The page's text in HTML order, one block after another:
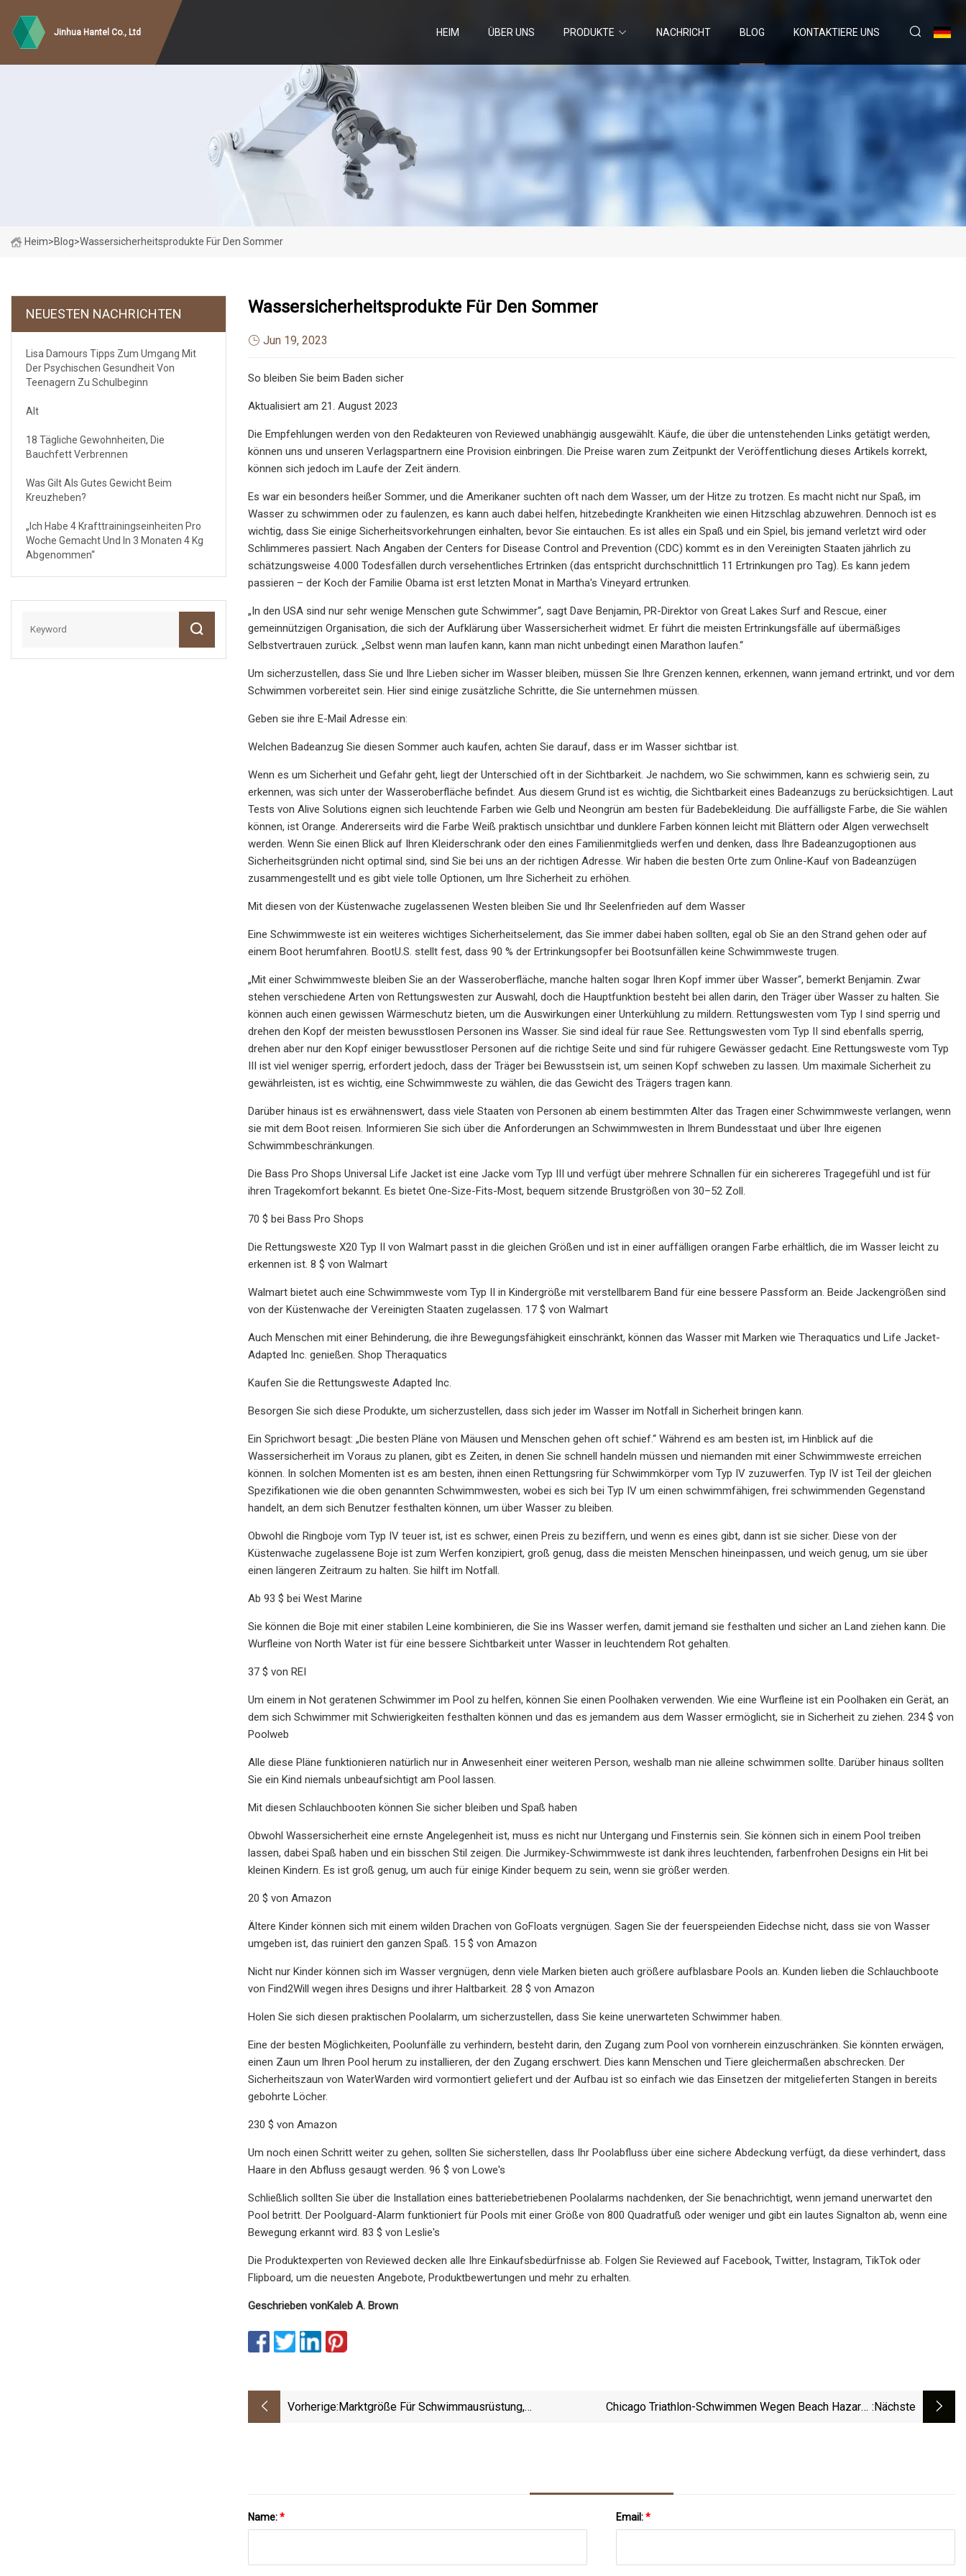
Jinhua Hantel Co., Ltd HEIM ÜBER UNS PRODUKTE NACHRICHT BLOG KONTAKTIERE UNS
Heim>Blog>Wassersicherheitsprodukte Für Den Sommer
NEUESTEN NACHRICHTEN
Lisa Damours Tipps Zum Umgang Mit
Der Psychischen Gesundheit Von
Teenagern Zu Schulbeginn
Alt
18 Tägliche Gewohnheiten, Die
Bauchfett Verbrennen
Was Gilt Als Gutes Gewicht Beim
Kreuzheben?
„Ich Habe 4 Krafttrainingseinheiten Pro
Woche Gemacht Und In 3 Monaten 4 Kg
Abgenommen“
Wassersicherheitsprodukte Für Den Sommer
Jun 19, 2023
So bleiben Sie beim Baden sicher
Aktualisiert am 21. August 2023
Die Empfehlungen werden von den Redakteuren von Reviewed unabhängig ausgewählt. Käufe, die über die untenstehenden Links getätigt werden,
können uns und unseren Verlagspartnern eine Provision einbringen. Die Preise waren zum Zeitpunkt der Veröffentlichung dieses Artikels korrekt,
können sich jedoch im Laufe der Zeit ändern.
Es war ein besonders heißer Sommer, und die Amerikaner suchten oft nach dem Wasser, um der Hitze zu trotzen. Es macht nicht nur Spaß, im
Wasser zu schwimmen oder zu faulenzen, es kann auch dabei helfen, hitzebedingte Krankheiten wie einen Hitzschlag abzuwehren. Dennoch ist es
wichtig, dass Sie einige Sicherheitsvorkehrungen einhalten, bevor Sie eintauchen. Es ist alles ein Spaß und ein Spiel, bis jemand verletzt wird oder
Schlimmeres passiert. Nach Angaben der Centers for Disease Control and Prevention (CDC) kommt es in den Vereinigten Staaten jährlich zu
schätzungsweise 4.000 Todesfällen durch versehentliches Ertrinken (das entspricht durchschnittlich 11 Ertrinkungen pro Tag). Es kann jedem
passieren – der Koch der Familie Obama ist erst letzten Monat in Martha's Vineyard ertrunken.
„In den USA sind nur sehr wenige Menschen gute Schwimmer“, sagt Dave Benjamin, PR-Direktor von Great Lakes Surf and Rescue, einer
gemeinnützigen Organisation, die sich der Aufklärung über Wassersicherheit widmet. Er führt die meisten Ertrinkungsfälle auf übermäßiges
Selbstvertrauen zurück. „Selbst wenn man laufen kann, kann man nicht unbedingt einen Marathon laufen.“
Um sicherzustellen, dass Sie und Ihre Lieben sicher im Wasser bleiben, müssen Sie Ihre Grenzen kennen, erkennen, wann jemand ertrinkt, und vor dem
Schwimmen vorbereitet sein. Hier sind einige zusätzliche Schritte, die Sie unternehmen müssen.
Geben sie ihre E-Mail Adresse ein:
Welchen Badeanzug Sie diesen Sommer auch kaufen, achten Sie darauf, dass er im Wasser sichtbar ist.
Wenn es um Sicherheit und Gefahr geht, liegt der Unterschied oft in der Sichtbarkeit. Je nachdem, wo Sie schwimmen, kann es schwierig sein, zu
erkennen, was sich unter der Wasseroberfläche befindet. Aus diesem Grund ist es wichtig, die Sichtbarkeit eines Badeanzugs zu berücksichtigen. Laut
Tests von Alive Solutions eignen sich leuchtende Farben wie Gelb und Neongrün am besten für Badebekleidung. Die auffälligste Farbe, die Sie wählen
können, ist Orange. Andererseits wird die Farbe Weiß praktisch unsichtbar und dunklere Farben können leicht mit Blättern oder Algen verwechselt
werden. Wenn Sie einen Blick auf Ihren Kleiderschrank oder den eines Familienmitglieds werfen und denken, dass Ihre Badeanzugoptionen aus
Sicherheitsgründen nicht optimal sind, sind Sie bei uns an der richtigen Adresse. Wir haben die besten Orte zum Online-Kauf von Badeanzügen
zusammengestellt und es gibt viele tolle Optionen, um Ihre Sicherheit zu erhöhen.
Mit diesen von der Küstenwache zugelassenen Westen bleiben Sie und Ihr Seelenfrieden auf dem Wasser
Eine Schwimmweste ist ein weiteres wichtiges Sicherheitselement, das Sie immer dabei haben sollten, egal ob Sie an den Strand gehen oder auf
einem Boot herumfahren. BootU.S. stellt fest, dass 90 % der Ertrinkungsopfer bei Bootsunfällen keine Schwimmweste trugen.
„Mit einer Schwimmweste bleiben Sie an der Wasseroberfläche, manche halten sogar Ihren Kopf immer über Wasser“, bemerkt Benjamin. Zwar
stehen verschiedene Arten von Rettungswesten zur Auswahl, doch die Hauptfunktion besteht bei allen darin, den Träger über Wasser zu halten. Sie
können auch einen gewissen Wärmeschutz bieten, um die Auswirkungen einer Unterkühlung zu mildern. Rettungswesten vom Typ I sind sperrig und
drehen den Kopf der meisten bewusstlosen Personen ins Wasser. Sie sind ideal für raue See. Rettungswesten vom Typ II sind ebenfalls sperrig,
drehen aber nur den Kopf einiger bewusstloser Personen auf die richtige Seite und sind für ruhigere Gewässer gedacht. Eine Rettungsweste vom Typ
III ist viel weniger sperrig, erfordert jedoch, dass der Träger bei Bewusstsein ist, um seinen Kopf schweben zu lassen. Um maximale Sicherheit zu
gewährleisten, ist es wichtig, eine Schwimmweste zu wählen, die das Gewicht des Trägers tragen kann.
Darüber hinaus ist es erwähnenswert, dass viele Staaten von Personen ab einem bestimmten Alter das Tragen einer Schwimmweste verlangen, wenn
sie mit dem Boot reisen. Informieren Sie sich über die Anforderungen an Schwimmwesten in Ihrem Bundesstaat und über Ihre eigenen
Schwimmbeschränkungen.
Die Bass Pro Shops Universal Life Jacket ist eine Jacke vom Typ III und verfügt über mehrere Schnallen für ein sichereres Tragegefühl und ist für
ihren Tragekomfort bekannt. Es bietet One-Size-Fits-Most, bequem sitzende Brustgrößen von 30–52 Zoll.
70 $ bei Bass Pro Shops
Die Rettungsweste X20 Typ II von Walmart passt in die gleichen Größen und ist in einer auffälligen orangen Farbe erhältlich, die im Wasser leicht zu
erkennen ist. 8 $ von Walmart
Walmart bietet auch eine Schwimmweste vom Typ II in Kindergröße mit verstellbarem Band für eine bessere Passform an. Beide Jackengrößen sind
von der Küstenwache der Vereinigten Staaten zugelassen. 17 $ von Walmart
Auch Menschen mit einer Behinderung, die ihre Bewegungsfähigkeit einschränkt, können das Wasser mit Marken wie Theraquatics und Life Jacket-
Adapted Inc. genießen. Shop Theraquatics
Kaufen Sie die Rettungsweste Adapted Inc.
Besorgen Sie sich diese Produkte, um sicherzustellen, dass sich jeder im Wasser im Notfall in Sicherheit bringen kann.
Ein Sprichwort besagt: „Die besten Pläne von Mäusen und Menschen gehen oft schief.“ Während es am besten ist, im Hinblick auf die
Wassersicherheit im Voraus zu planen, gibt es Zeiten, in denen Sie schnell handeln müssen und niemanden mit einer Schwimmweste erreichen
können. In solchen Momenten ist es am besten, ihnen einen Rettungsring für Schwimmkörper vom Typ IV zuzuwerfen. Typ IV ist Teil der gleichen
Spezifikationen wie die oben genannten Schwimmwesten, wobei es sich bei Typ IV um einen schwimmfähigen, frei schwimmenden Gegenstand
handelt, an dem sich Benutzer festhalten können, um über Wasser zu bleiben.
Obwohl die Ringboje vom Typ IV teuer ist, ist es schwer, einen Preis zu beziffern, und wenn es eines gibt, dann ist sie sicher. Diese von der
Küstenwache zugelassene Boje ist zum Werfen konzipiert, groß genug, dass die meisten Menschen hineinpassen, und weich genug, um sie über
einen längeren Zeitraum zu halten. Sie hilft im Notfall.
Ab 93 $ bei West Marine
Sie können die Boje mit einer stabilen Leine kombinieren, die Sie ins Wasser werfen, damit jemand sie festhalten und sicher an Land ziehen kann. Die
Wurfleine von North Water ist für eine bessere Sichtbarkeit unter Wasser in leuchtendem Rot gehalten.
37 $ von REI
Um einem in Not geratenen Schwimmer im Pool zu helfen, können Sie einen Poolhaken verwenden. Wie eine Wurfleine ist ein Poolhaken ein Gerät, an
dem sich Schwimmer mit Schwierigkeiten festhalten können und das es jemandem aus dem Wasser ermöglicht, sie in Sicherheit zu ziehen. 234 $ von
Poolweb
Alle diese Pläne funktionieren natürlich nur in Anwesenheit einer weiteren Person, weshalb man nie alleine schwimmen sollte. Darüber hinaus sollten
Sie ein Kind niemals unbeaufsichtigt am Pool lassen.
Mit diesen Schlauchbooten können Sie sicher bleiben und Spaß haben
Obwohl Wassersicherheit eine ernste Angelegenheit ist, muss es nicht nur Untergang und Finsternis sein. Sie können sich in einem Pool treiben
lassen, dabei Spaß haben und ein bisschen Stil zeigen. Die Jurmikey-Schwimmweste ist dank ihres leuchtenden, farbenfrohen Designs ein Hit bei
kleinen Kindern. Es ist groß genug, um auch für einige Kinder bequem zu sein, wenn sie größer werden.
20 $ von Amazon
Ältere Kinder können sich mit einem wilden Drachen von GoFloats vergnügen. Sagen Sie der feuerspeienden Eidechse nicht, dass sie von Wasser
umgeben ist, das ruiniert den ganzen Spaß. 15 $ von Amazon
Nicht nur Kinder können sich im Wasser vergnügen, denn viele Marken bieten auch größere aufblasbare Pools an. Kunden lieben die Schlauchboote
von Find2Will wegen ihres Designs und ihrer Haltbarkeit. 28 $ von Amazon
Holen Sie sich diesen praktischen Poolalarm, um sicherzustellen, dass Sie keine unerwarteten Schwimmer haben.
Eine der besten Möglichkeiten, Poolunfälle zu verhindern, besteht darin, den Zugang zum Pool von vornherein einzuschränken. Sie könnten erwägen,
einen Zaun um Ihren Pool herum zu installieren, der den Zugang erschwert. Dies kann Menschen und Tiere gleichermaßen abschrecken. Der
Sicherheitszaun von WaterWarden wird vormontiert geliefert und der Aufbau ist so einfach wie das Einsetzen der mitgelieferten Stangen in bereits
gebohrte Löcher.
230 $ von Amazon
Um noch einen Schritt weiter zu gehen, sollten Sie sicherstellen, dass Ihr Poolabfluss über eine sichere Abdeckung verfügt, da diese verhindert, dass
Haare in den Abfluss gesaugt werden. 96 $ von Lowe's
Schließlich sollten Sie über die Installation eines batteriebetriebenen Poolalarms nachdenken, der Sie benachrichtigt, wenn jemand unerwartet den
Pool betritt. Der Poolguard-Alarm funktioniert für Pools mit einer Größe von 800 Quadratfuß oder weniger und gibt ein lautes Signalton ab, wenn eine
Bewegung erkannt wird. 83 $ von Leslie's
Die Produktexperten von Reviewed decken alle Ihre Einkaufsbedürfnisse ab. Folgen Sie Reviewed auf Facebook, Twitter, Instagram, TikTok oder
Flipboard, um die neuesten Angebote, Produktbewertungen und mehr zu erhalten.
Geschrieben vonKaleb A. Brown
Vorherige:Marktgröße Für Schwimmausrüstung,
Chicago Triathlon-Schwimmen Wegen Beach Hazard- :nächste
Name:* Email:*